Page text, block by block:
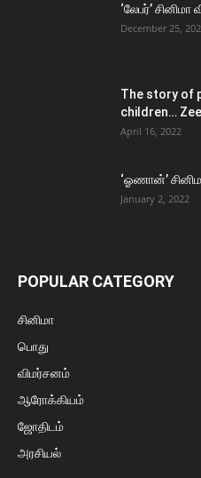
‘லேபர்’
December 25,
The story of
children…
April 16, 2022
‘ஓணான்’
January 2, 2022
POPULAR CATEGORY
சினிமா
பொது
விமர்சனம்
ஆரோக்கியம்
ஜோதிடம்
அரசியல்